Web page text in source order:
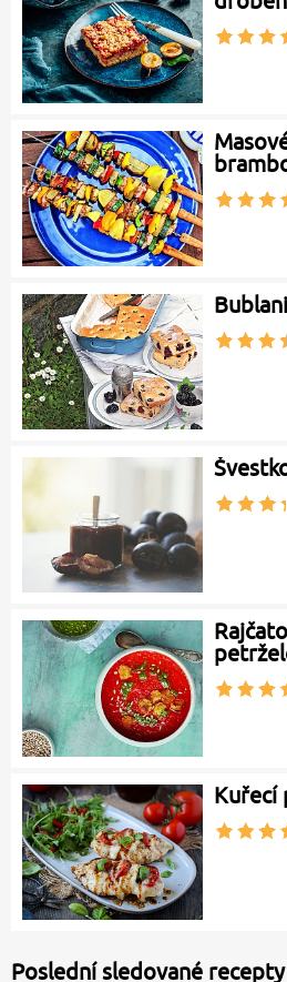
Kuřecí
Poslední sledované recepty